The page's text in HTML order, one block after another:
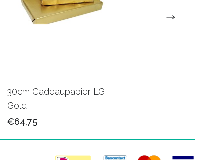
30cm Cadeaupapier LG
Gold
€64,75